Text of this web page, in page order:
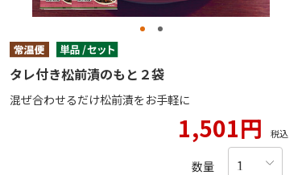
タレ付き松前漬のもと２袋
混ぜ合わせるだけ松前漬をお手軽に
1,501円 税込
数量